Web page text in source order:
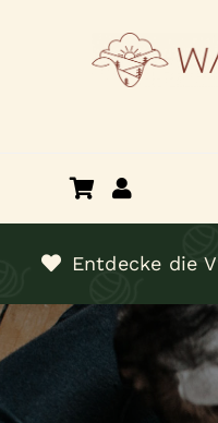
Über mich
Termine
Entdecke die